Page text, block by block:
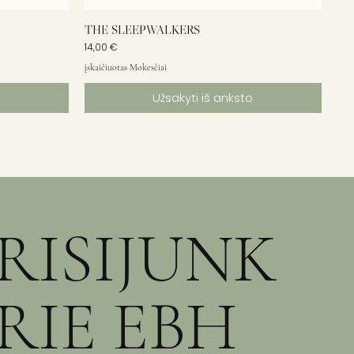
THE SLEEPWALKERS
Kaina
14,00 €
įskaičiuotas Mokesčiai
Užsakyti iš anksto
EBH